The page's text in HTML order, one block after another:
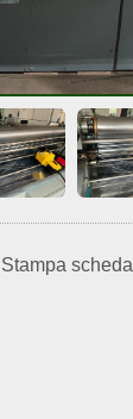
Stampa scheda